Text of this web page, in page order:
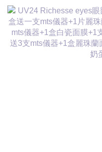
✅ 膠原新生：促進膠原蛋
紋
✅ 修護煥膚：改善痤瘡疤
✅ 營養供給：為皮膚提
✅ 水潤亮白：深層補水
✅ 抗衰維穩：調節皮膚狀